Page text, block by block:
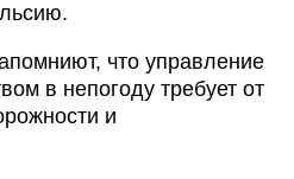
что управление
в непогоду требует от
и